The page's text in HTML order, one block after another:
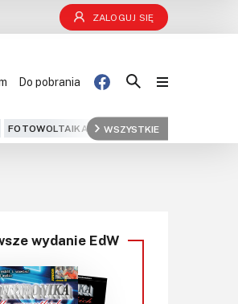
ZALOGUJ SIĘ
Do pobrania
FOTOWOLTAIKA FPGA GPS
WSZYSTKIE
wydanie EdW